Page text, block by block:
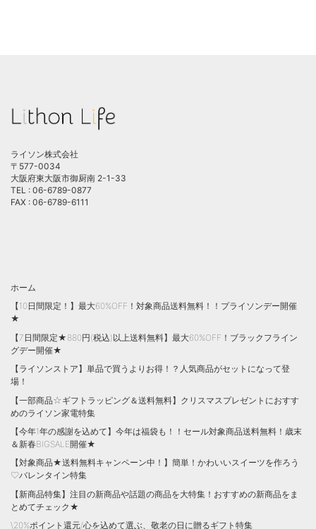
ライソン株式会社
〒577-0034
大阪府東大阪市御厨南 2-1-33
TEL : 06-6789-0877
FAX : 06-6789-6111
ホーム
【10日間限定！】最大60%OFF！対象商品送料無料！！プライソンデー開催
★
【7日間限定★880円(税込)以上送料無料】最大60%OFF！ブラックフライン
グデー開催★
【ライソンストア】単品で買うよりお得！？人気商品がセットになって登
場！
【一部商品☆ギフトラッピング＆送料無料】クリスマスプレゼントにおすす
めのライソン家電特集
【今年1年の感謝を込めて】今年は福袋も！！セール対象商品送料無料！歳末
＆新春BIGSALE開催★
【対象商品★送料無料キャンペーン中！】簡単！かわいいスイーツを作ろう
♡バレンタイン特集
【新商品特集】注目の新商品や話題の商品を大特集！おすすめの新商品をま
とめてチェック★
\20%ポイント還元/心を込めて選ぶ、敬老の日に贈るギフト特集